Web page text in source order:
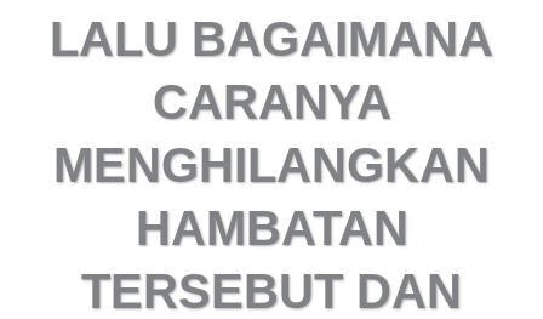
LALU BAGAIMANA
CARANYA
MENGHILANGKAN
HAMBATAN
TERSEBUT DAN